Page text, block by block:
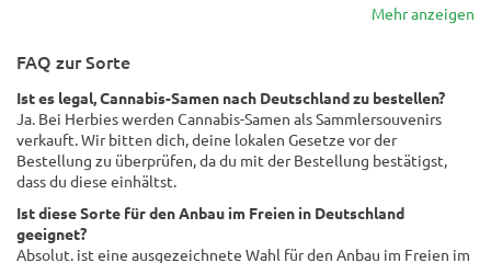
Mehr anzeigen
FAQ zur Sorte
Ist es legal, Cannabis-Samen nach Deutschland zu bestellen?
Ja. Bei Herbies werden Cannabis-Samen als Sammlersouvenirs
verkauft. Wir bitten dich, deine lokalen Gesetze vor der
Bestellung zu überprüfen, da du mit der Bestellung bestätigst,
dass du diese einhältst.
Ist diese Sorte für den Anbau im Freien in Deutschland
geeignet?
Absolut. ist eine ausgezeichnete Wahl für den Anbau im Freien im